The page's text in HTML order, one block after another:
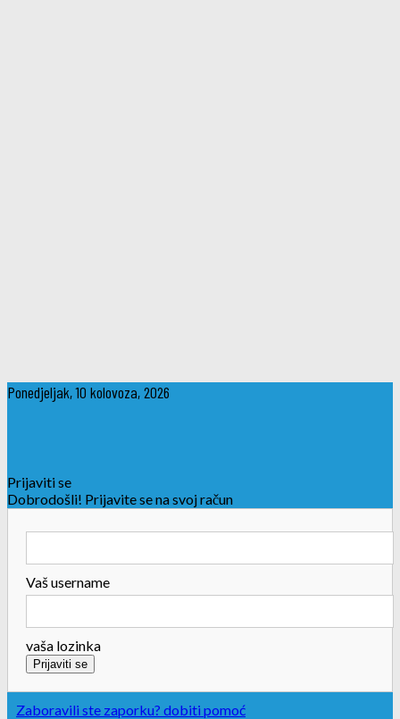
Ponedjeljak, 10 kolovoza, 2026
Prijaviti se
Dobrodošli! Prijavite se na svoj račun
Vaš username
vaša lozinka
Zaboravili ste zaporku? dobiti pomoć